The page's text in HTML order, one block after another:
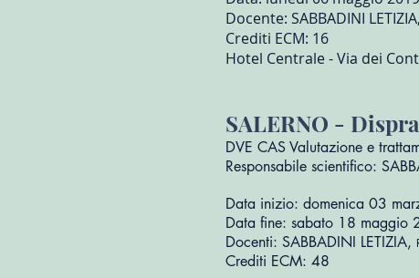
Docente: SABBADINI LETIZIA,
Crediti ECM: 16
Hotel Centrale - Via dei
SALERNO -
DVE CAS Valutazione e
Responsabile scientifico:
Data inizio: domenica 03
Data fine: sabato 18 maggio
Docenti: SABBADINI LETIZIA,
Crediti ECM: 48